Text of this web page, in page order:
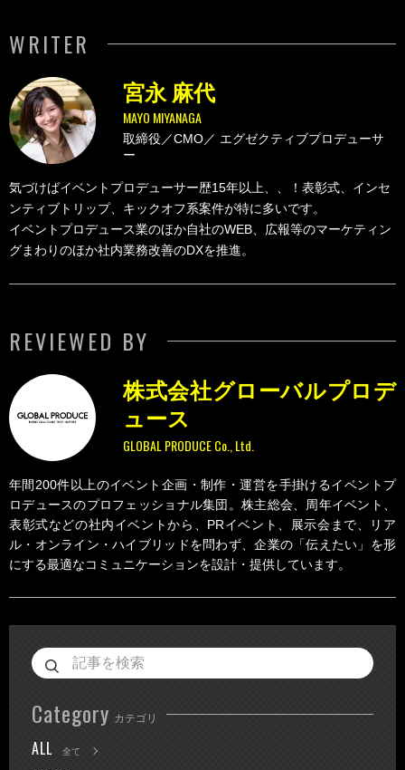
WRITER
MAYO MIYANAGA
宮永 麻代
取締役／CMO／ エグゼクティブプロデューサ
ー
気づけばイベントプロデューサー歴15年以上、、！表彰式、インセ
ンティブトリップ、キックオフ系案件が特に多いです。
イベントプロデュース業のほか自社のWEB、広報等のマーケティン
グまわりのほか社内業務改善のDXを推進。
REVIEWED BY
GLOBAL PRODUCE Co., Ltd.
株式会社グローバルプロデ
ュース
年間200件以上のイベント企画・制作・運営を手掛けるイベントプ
ロデュースのプロフェッショナル集団。株主総会、周年イベント、
表彰式などの社内イベントから、PRイベント、展示会まで、リア
ル・オンライン・ハイブリッドを問わず、企業の「伝えたい」を形
にする最適なコミュニケーションを設計・提供しています。
Category カテゴリ
ALL 全て